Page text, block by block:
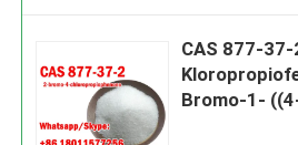
CAS 877-
Bromo-1-